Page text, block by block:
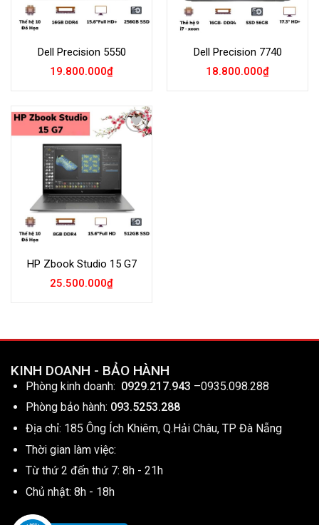
Dell Precision 5550
19.800.000₫
Dell Precision 7740
18.800.000₫
Add to
Wishlist
HP Zbook Studio 15 G7
25.500.000₫
KINH DOANH - BẢO HÀNH
Phòng kinh doanh: 0929.217.943 –0935.098.288
Phòng bảo hành: 093.5253.288
Địa chỉ: 185 Ông Ích Khiêm, Q.Hải Châu, TP Đà Nẵng
Thời gian làm việc:
Từ thứ 2 đến thứ 7: 8h - 21h
Chủ nhật: 8h - 18h